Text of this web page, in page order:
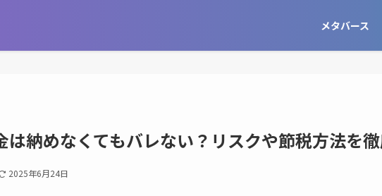
メタバース
は納めなくてもバレない？リスクや節税方法を
2025年6月24日